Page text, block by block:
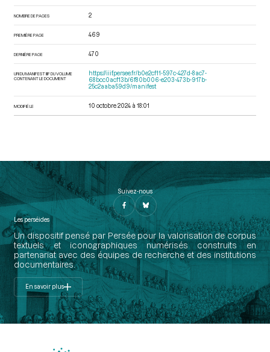
NOMBRE DE PAGES 2
PREMIÈRE PAGE 469
DERNIÈRE PAGE 470
URI DU MANIFEST IIIF DU VOLUME
CONTENANT LE DOCUMENT
https://iiif.persee.fr/b0e2cf11-597c-427d-8ac7-
68bcc0acf13b/6f80b006-e203-473b-917b-
25c2aaba59d9/manifest
MODIFIÉ LE 10 octobre 2024 à 18:01
Suivez-nous
Les perséides
Un dispositif pensé par Persée pour la valorisation de corpus
textuels et iconographiques numérisés construits en
partenariat avec des équipes de recherche et des institutions
documentaires.
En savoir plus